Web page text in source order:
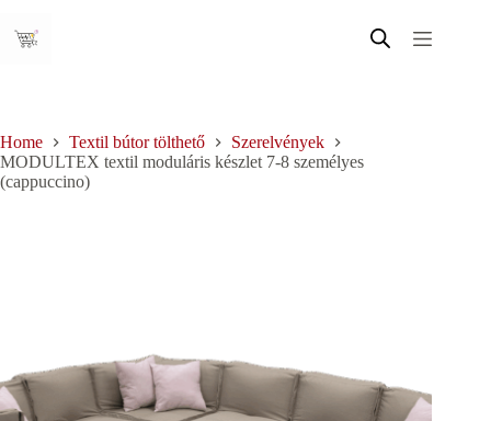
content
Home Textil bútor tölthető
Szerelvények
MODULTEX textil moduláris készlet 7-8 személyes
(cappuccino)